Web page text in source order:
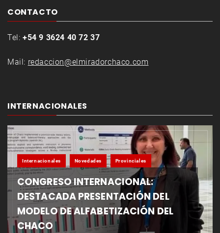
CONTACTO
Tel: +54 9 3624 40 72 37
Mail: redaccion@elmiradorchaco.com
INTERNACIONALES
Internacionales Novedades Provinciales
CONGRESO INTERNACIONAL:
DESTACADA PRESENTACIÓN DEL
MODELO DE ALFABETIZACIÓN DEL
CHACO